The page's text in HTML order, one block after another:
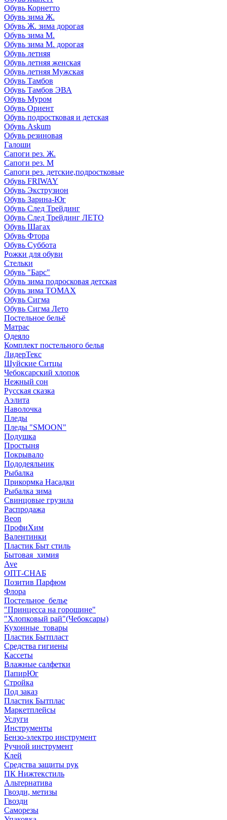
Обувь Корнетто
Обувь зима Ж.
Обувь Ж. зима дорогая
Обувь зима М.
Обувь зима М. дорогая
Обувь летняя
Обувь летняя женская
Обувь летняя Мужская
Обувь Тамбов
Обувь Тамбов ЭВА
Обувь Муром
Обувь Ориент
Обувь подростковая и детская
Обувь Askum
Обувь резиновая
Галоши
Сапоги рез. Ж.
Сапоги рез. М
Сапоги рез. детские,подростковые
Обувь FRIWAY
Обувь Экструзион
Обувь Зарина-Юг
Обувь След Трейдинг
Обувь След Трейдинг ЛЕТО
Обувь Шагах
Обувь Фтора
Обувь Суббота
Рожки для обуви
Стельки
Обувь "Барс"
Обувь зима подросковая детская
Обувь зима ТОМАХ
Обувь Сигма
Обувь Сигма Лето
Постельное бельё
Матрас
Одеяло
Комплект постельного белья
ЛидерТекс
Шуйские Ситцы
Чебоксарский хлопок
Нежный сон
Русская сказка
Аэлита
Наволочка
Пледы
Пледы "SMOON"
Подушка
Простыня
Покрывало
Пододеяльник
Рыбалка
Прикормка Насадки
Рыбалка зима
Свинцовые грузила
Распродажа
Beon
ПрофиХим
Валентинки
Пластик Быт стиль
Бытовая_химия
Ave
ОПТ-СНАБ
Позитив Парфюм
Флора
Постельное_белье
"Принцесса на горошине"
"Хлопковый рай"(Чебоксары)
Кухонные_товары
Пластик Бытпласт
Средства гигиены
Кассеты
Влажные салфетки
ПапирЮг
Стройка
Под заказ
Пластик Бытплас
Маркетплейсы
Услуги
Инструменты
Бензо-электро инструмент
Ручной инструмент
Клей
Средства защиты рук
ПК Нижтекстиль
Альтернатива
Гвозди, метизы
Гвозди
Саморезы